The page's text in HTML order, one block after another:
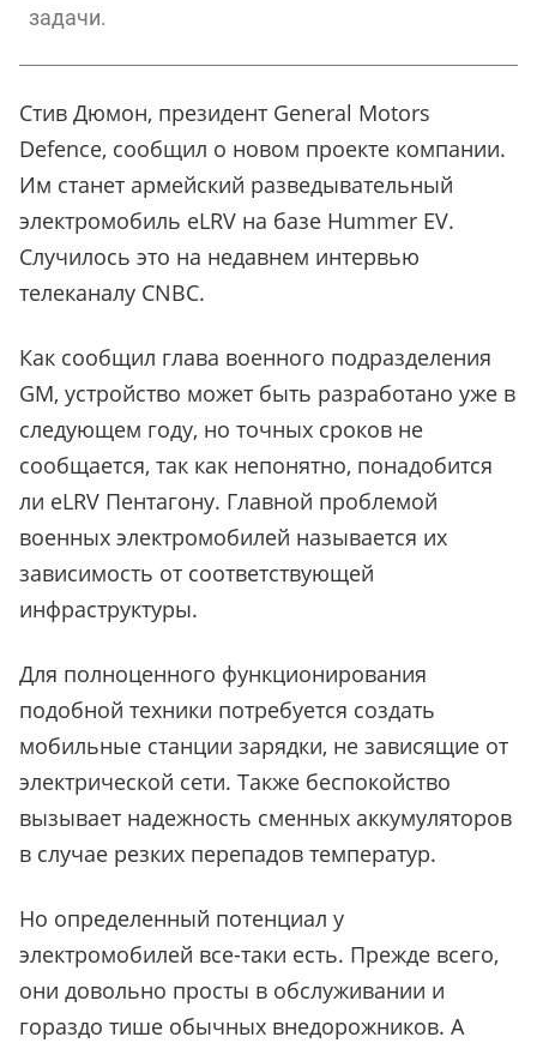
задачи.
Стив Дюмон, президент General Motors
Defence, сообщил о новом проекте компании.
Им станет армейский разведывательный
электромобиль eLRV на базе Hummer EV.
Случилось это на недавнем интервью
телеканалу CNBC.
Как сообщил глава военного подразделения
GM, устройство может быть разработано уже в
следующем году, но точных сроков не
сообщается, так как непонятно, понадобится
ли eLRV Пентагону. Главной проблемой
военных электромобилей называется их
зависимость от соответствующей
инфраструктуры.
Для полноценного функционирования
подобной техники потребуется создать
мобильные станции зарядки, не зависящие от
электрической сети. Также беспокойство
вызывает надежность сменных аккумуляторов
в случае резких перепадов температур.
Но определенный потенциал у
электромобилей все-таки есть. Прежде всего,
они довольно просты в обслуживании и
гораздо тише обычных внедорожников. А